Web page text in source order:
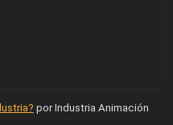
por Industria Animación